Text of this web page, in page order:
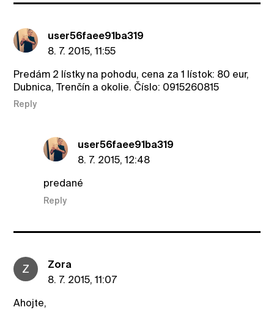
user56faee91ba319
8. 7. 2015, 11:55
Predám 2 lístky na pohodu, cena za 1 lístok: 80 eur,
Dubnica, Trenčín a okolie. Číslo: 0915260815
Reply
user56faee91ba319
8. 7. 2015, 12:48
predané
Reply
Z
Zora
8. 7. 2015, 11:07
Ahojte,